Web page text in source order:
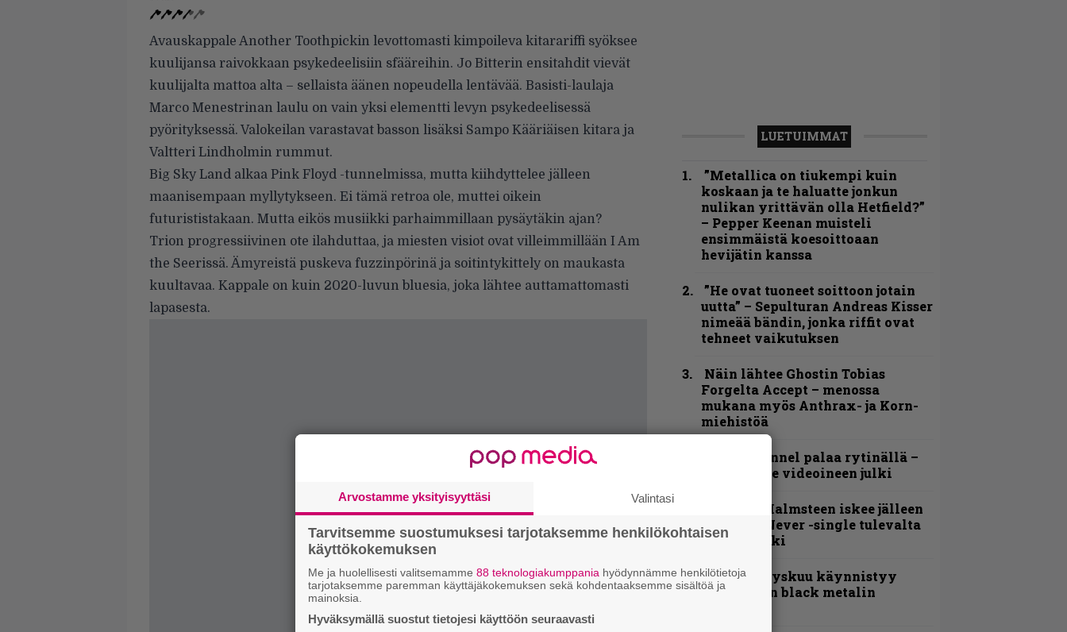
Avauskappale Another Toothpickin levottomasti kimpoileva kitarariffi syöksee
kuulijansa raivokkaan psykedeelisiin sfääreihin. Jo Bitterin ensitahdit vievät
kuulijalta mattoa alta – sellaista äänen nopeudella lentävää. Basisti-laulaja
Marco Menestrinan laulu on vain yksi elementti levyn psykedeelisessä
pyörityksessä. Valokeilan varastavat basson lisäksi Sampo Kääriäisen kitara ja
Valtteri Lindholmin rummut.
Big Sky Land alkaa Pink Floyd -tunnelmissa, mutta kiihdyttelee jälleen
maanisempaan myllytykseen. Ei tämä retroa ole, muttei oikein
futurististakaan. Mutta eikös musiikki parhaimmillaan pysäytäkin ajan?
Trion progressiivinen ote ilahduttaa, ja miesten visiot ovat villeimmillään I Am
the Seerissä. Ämyreistä puskeva fuzzinpörinä ja soitintykittely on maukasta
kuultavaa. Kappale on kuin 2020-luvun bluesia, joka lähtee auttamattomasti
lapasesta.
LUETUIMMAT
”Metallica on tiukempi kuin
koskaan ja te haluatte jonkun
nulikan yrittävän olla Hetfield?”
– Pepper Keenan muisteli
ensimmäistä koesoittoaan
hevijätin kanssa
”He ovat tuoneet soittoon jotain
uutta” – Sepulturan Andreas Kisser
nimeää bändin, jonka riffit ovat
tehneet vaikutuksen
Näin lähtee Ghostin Tobias
Forgelta Accept – menossa
mukana myös Anthrax- ja Korn-
miehistöä
Blind Channel palaa rytinällä –
tuplasingle videoineen julki
Yngwie Malmsteen iskee jälleen
– Now or Never -single tulevalta
levyltä julki
Espoon syyskuu käynnistyy
kotimaisen black metalin
Arvostamme yksityisyyttäsi Valintasi
Tarvitsemme suostumuksesi tarjotaksemme henkilökohtaisen
käyttökokemuksen
Me ja huolellisesti valitsemamme 88 teknologiakumppania hyödynnämme henkilötietoja
tarjotaksemme paremman käyttäjäkokemuksen sekä kohdentaaksemme sisältöä ja
mainoksia.
Hyväksymällä suostut tietojesi käyttöön seuraavasti